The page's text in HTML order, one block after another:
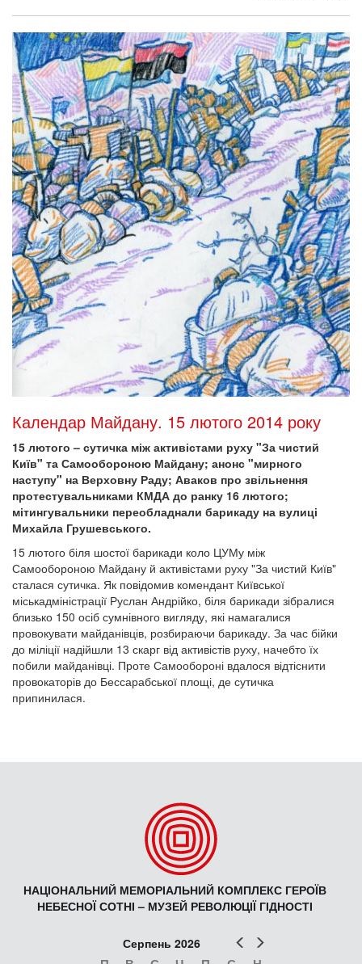
Календар Майдану. 15 лютого 2014 року
15 лютого – сутичка між активістами руху "За чистий
Київ" та Самообороною Майдану; анонс "мирного
наступу" на Верховну Раду; Аваков про звільнення
протестувальниками КМДА до ранку 16 лютого;
мітингувальники переобладнали барикаду на вулиці
Михайла Грушевського.
15 лютого біля шостої барикади коло ЦУМу між
Самообороною Майдану й активістами руху "За чистий Київ"
сталася сутичка. Як повідомив комендант Київської
міськадміністрації Руслан Андрійко, біля барикади зібралися
близько 150 осіб сумнівного вигляду, які намагалися
провокувати майданівців, розбираючи барикаду. За час бійки
до міліції надійшли 13 скарг від активістів руху, начебто їх
побили майданівці. Проте Самообороні вдалося відтіснити
провокаторів до Бессарабської площі, де сутичка
припинилася.
НАЦІОНАЛЬНИЙ МЕМОРІАЛЬНИЙ КОМПЛЕКС ГЕРОЇВ
НЕБЕСНОЇ СОТНІ – МУЗЕЙ РЕВОЛЮЦІЇ ГІДНОСТІ
Попер
Серпень 2026